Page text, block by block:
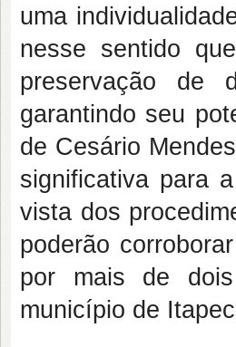
uma
nesse sentido
preservação de
garantindo seu
de Cesário
significativa para
vista dos
poderão
por mais de
município de